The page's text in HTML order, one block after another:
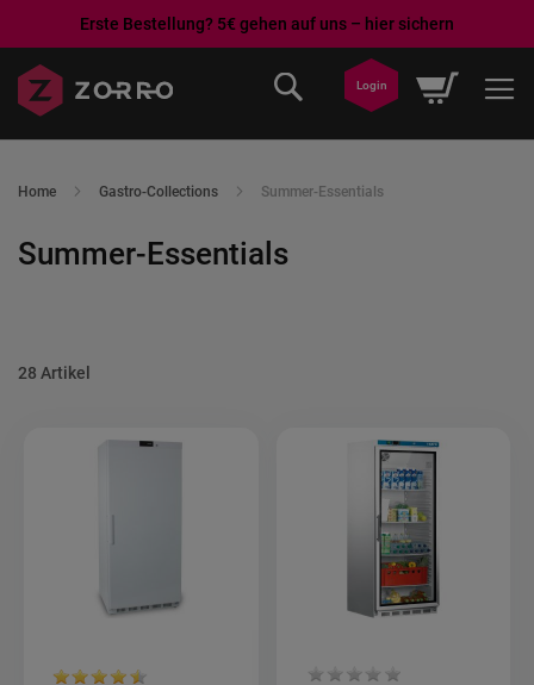
Erste Bestellung? 5€ gehen auf uns – hier sichern
zum
Mein
Login
Home Gastro-Collections Summer-Essentials
Summer-Essentials
28 Artikel